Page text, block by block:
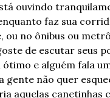
ouvindo
faz sua
ou no ônibus ou
de escutar seus
e alguém fala
gente não quer
aquelas canetinhas